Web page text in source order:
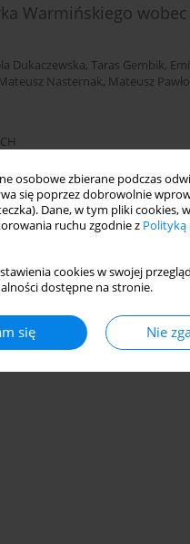
osobowe zbierane podczas
się poprzez dobrowolnie
Dane, w tym pliki cookies,
ruchu zgodnie z
cookies w swojej
dostępne na stronie.
się Nie
Warmińskiego
Dukaczewska, Taras Gembik,
Nasternak, Mateusz